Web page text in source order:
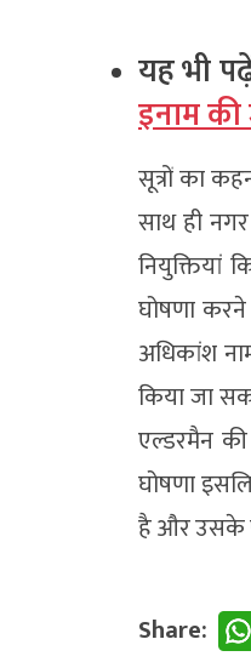
यह भी
इनाम की
सूत्रों का
साथ ही
नियुक्तियां
घोषणा
अधिकांश
किया जा
एल्डरमैन की
घोषणा
है और उसके
Share: